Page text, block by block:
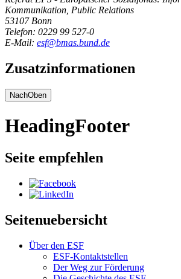
Kommunikation, Public Relations
53107 Bonn
Telefon: 0229 99 527-0
E-Mail: esf@bmas.bund.de
Zusatzinformationen
NachOben
HeadingFooter
Seite empfehlen
Seitenuebersicht
Über den ESF
ESF-Kon­takt­stel­len
Der Weg zur För­de­rung